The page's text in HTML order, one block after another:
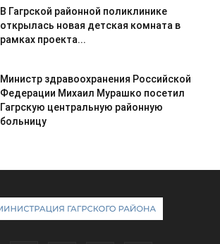
В Гагрской районной поликлинике
открылась новая детская комната в
рамках проекта...
Министр здравоохранения Российской
Федерации Михаил Мурашко посетил
Гагрскую центральную районную
больницу